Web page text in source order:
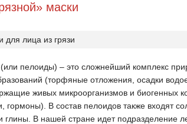
маски
(или пелоиды) – это сложнейший комплекс
(торфяные отложения, осадки
живых микроорганизмов и биогенных
В состав пелоидов также входят
глины. В нашей стране идет подразделение